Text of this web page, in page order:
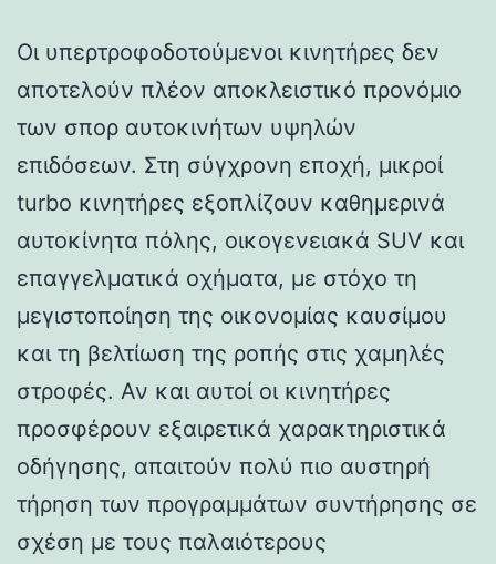
Οι υπερτροφοδοτούμενοι κινητήρες δεν
αποτελούν πλέον αποκλειστικό προνόμιο
των σπορ αυτοκινήτων υψηλών
επιδόσεων. Στη σύγχρονη εποχή, μικροί
turbo κινητήρες εξοπλίζουν καθημερινά
αυτοκίνητα πόλης, οικογενειακά SUV και
επαγγελματικά οχήματα, με στόχο τη
μεγιστοποίηση της οικονομίας καυσίμου
και τη βελτίωση της ροπής στις χαμηλές
στροφές. Αν και αυτοί οι κινητήρες
προσφέρουν εξαιρετικά χαρακτηριστικά
οδήγησης, απαιτούν πολύ πιο αυστηρή
τήρηση των προγραμμάτων συντήρησης σε
σχέση με τους παλαιότερους